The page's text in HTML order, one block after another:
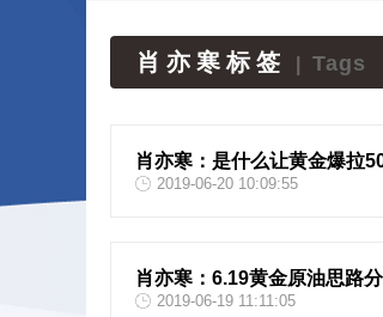
肖亦寒标签 Tags
肖亦寒：是什么让黄金爆拉
2019-06-20 10:09:55
肖亦寒：6.19黄金原油思路
2019-06-19 11:11:05